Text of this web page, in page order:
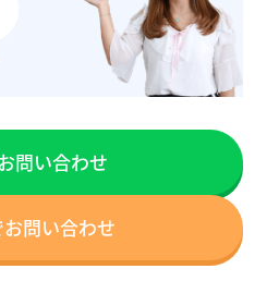
問い合わせ
問い合わせ